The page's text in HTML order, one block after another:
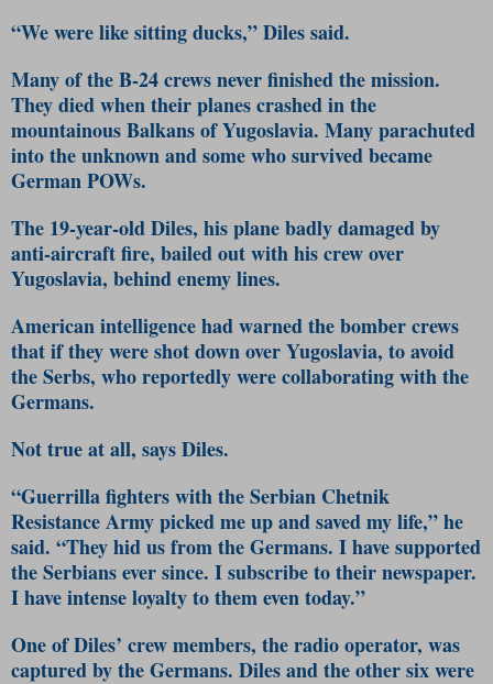
“We were like sitting ducks,” Diles said.
Many of the B-24 crews never finished the mission.
They died when their planes crashed in the
mountainous Balkans of Yugoslavia. Many parachuted
into the unknown and some who survived became
German POWs.
The 19-year-old Diles, his plane badly damaged by
anti-aircraft fire, bailed out with his crew over
Yugoslavia, behind enemy lines.
American intelligence had warned the bomber crews
that if they were shot down over Yugoslavia, to avoid
the Serbs, who reportedly were collaborating with the
Germans.
Not true at all, says Diles.
“Guerrilla fighters with the Serbian Chetnik
Resistance Army picked me up and saved my life,” he
said. “They hid us from the Germans. I have supported
the Serbians ever since. I subscribe to their newspaper.
I have intense loyalty to them even today.”
One of Diles’ crew members, the radio operator, was
captured by the Germans. Diles and the other six were